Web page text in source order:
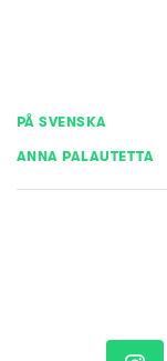
PÅ SVENSKA
ANNA PALAUTETTA